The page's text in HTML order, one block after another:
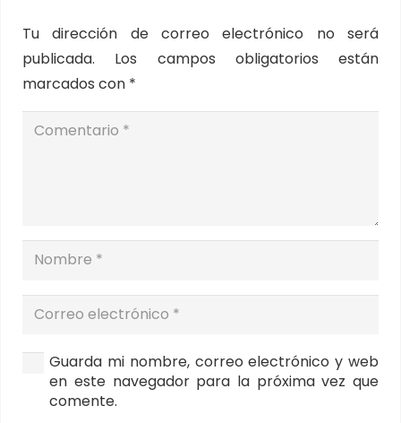
Tu dirección de correo electrónico no será
publicada.
Los campos obligatorios están
marcados con *
Guarda mi nombre, correo electrónico y web
en este navegador para la próxima vez que
comente.